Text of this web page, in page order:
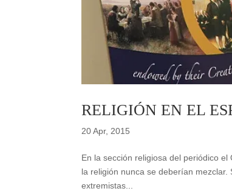
RELIGIÓN EN EL
20 Apr, 2015
En la sección religiosa del periódico
la religión nunca se deberían
extremistas...